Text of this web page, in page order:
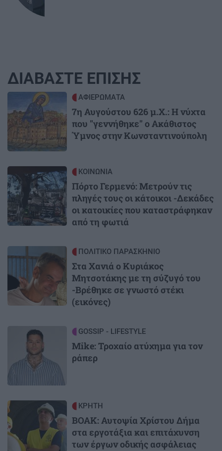
ΔΙΑΒΑΣΤΕ ΕΠΙΣΗΣ
ΑΦΙΕΡΩΜΑΤΑ
7η Αυγούστου 626 μ.Χ.: Η νύχτα
που "γεννήθηκε" ο Ακάθιστος
Ύμνος στην Κωνσταντινούπολη
Image ΚΟΙΝΩΝΙΑ
Πόρτο Γερμενό: Μετρούν τις
πληγές τους οι κάτοικοι -Δεκάδες
οι κατοικίες που καταστράφηκαν
από τη φωτιά
ΠΟΛΙΤΙΚΟ ΠΑΡΑΣΚΗΝΙΟ
Στα Χανιά ο Κυριάκος
Μητσοτάκης με τη σύζυγό του
-Βρέθηκε σε γνωστό στέκι
(εικόνες)
Image GOSSIP - LIFESTYLE
Mike: Τροχαίο ατύχημα για τον
ράπερ
Image ΚΡΗΤΗ
ΒΟΑΚ: Αυτοψία Χρίστου Δήμα
στα εργοτάξια και επιτάχυνση
των έργων οδικής ασφάλειας